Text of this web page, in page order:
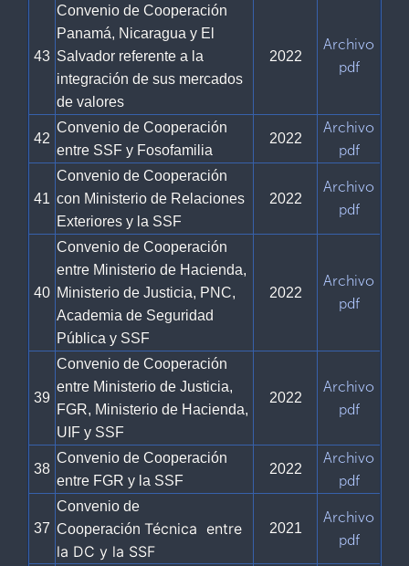
43
Convenio de Cooperación
Panamá, Nicaragua y El
Salvador referente a la
integración de sus mercados
de valores
2022
Archivo
pdf
42
Convenio de Cooperación
entre SSF y Fosofamilia
2022
Archivo
pdf
41
Convenio de Cooperación
con Ministerio de Relaciones
Exteriores y la SSF
2022
Archivo
pdf
40
Convenio de Cooperación
entre Ministerio de Hacienda,
Ministerio de Justicia, PNC,
Academia de Seguridad
Pública y SSF
2022
Archivo
pdf
39
Convenio de Cooperación
entre Ministerio de Justicia,
FGR, Ministerio de Hacienda,
UIF y SSF
2022
Archivo
pdf
38
Convenio de Cooperación
entre FGR y la SSF
2022
Archivo
pdf
37
Convenio de
Cooperación Técnica entre
la DC y la SSF
2021
Archivo
pdf